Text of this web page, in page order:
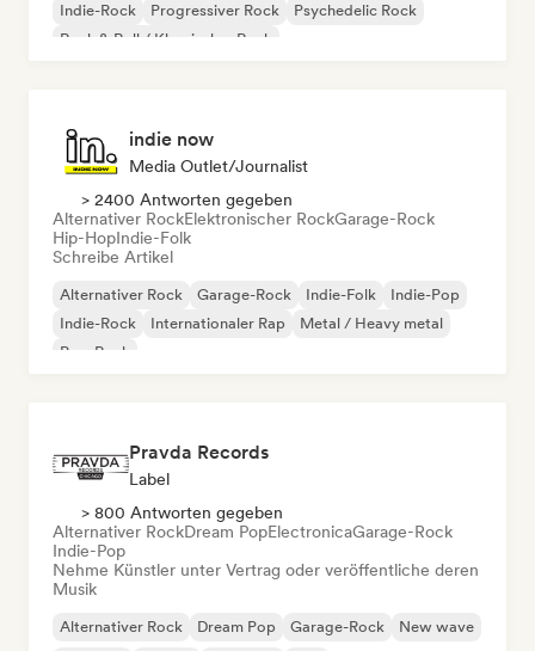
Indie-Rock
Progressiver Rock
Psychedelic Rock
Rock & Roll / Klassischer Rock
indie now
Media Outlet/Journalist
> 2400 Antworten gegeben
Alternativer RockElektronischer RockGarage-Rock
Hip-HopIndie-Folk
Schreibe Artikel
Alternativer Rock Garage-Rock Indie-Folk
Indie-Pop
Indie-Rock
Internationaler Rap
Metal / Heavy metal
Pop-Rock
Pravda Records
Label
> 800 Antworten gegeben
Alternativer RockDream PopElectronicaGarage-Rock
Indie-Pop
Nehme Künstler unter Vertrag oder veröffentliche deren
Musik
Alternativer Rock Dream Pop Garage-Rock
New wave